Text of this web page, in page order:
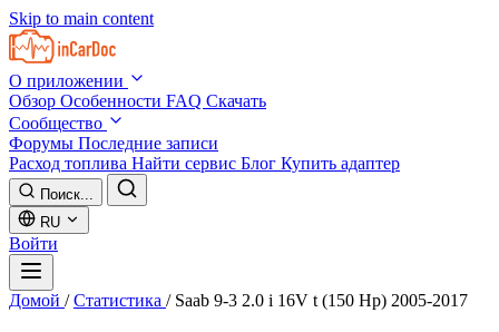
Skip to main content
О приложении
Обзор Особенности FAQ Скачать
Сообщество
Форумы Последние записи
Расход топлива Найти сервис Блог Купить адаптер
Поиск...
RU
Войти
Домой / Статистика / Saab 9-3 2.0 i 16V t (150 Hp) 2005-2017